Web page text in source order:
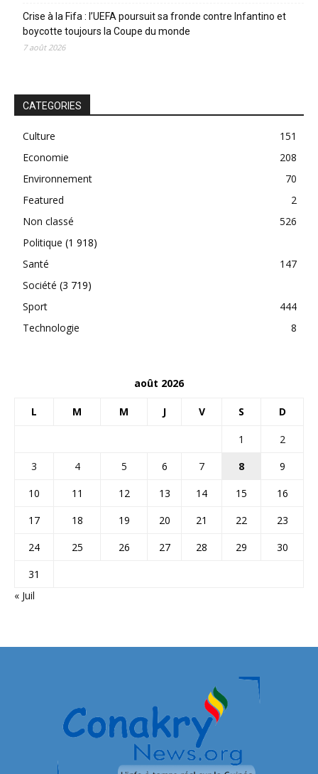
Crise à la Fifa : l’UEFA poursuit sa fronde contre Infantino et
boycotte toujours la Coupe du monde
7 août 2026
CATEGORIES
Culture
151
Economie
208
Environnement
70
Featured
2
Non classé
526
Politique (1 918)
Santé
147
Société (3 719)
Sport
444
Technologie
8
août 2026
L M M J V S D
1
2
3
4 5 6 7 8
9
10
11 12 13 14 15
16
17
18 19 20 21 22
23
24
25 26 27 28 29
30
31
« Juil